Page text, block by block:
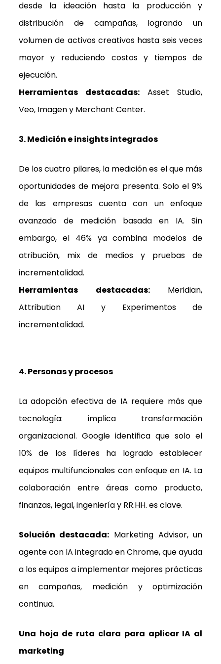
desde la ideación hasta la producción y
distribución de campañas, logrando un
volumen de activos creativos hasta seis veces
mayor y reduciendo costos y tiempos de
ejecución.
Herramientas destacadas:
Asset Studio,
Veo, Imagen y Merchant Center.
3. Medición e insights integrados
De los cuatro pilares, la medición es el que más
oportunidades de mejora presenta. Solo el 9%
de las empresas cuenta con un enfoque
avanzado de medición basada en IA. Sin
embargo, el 46% ya combina modelos de
atribución, mix de medios y pruebas de
incrementalidad.
Herramientas destacadas:
Meridian,
Attribution AI y Experimentos de
incrementalidad.
4. Personas y procesos
La adopción efectiva de IA requiere más que
tecnología: implica transformación
organizacional. Google identifica que solo el
10% de los líderes ha logrado establecer
equipos multifuncionales con enfoque en IA. La
colaboración entre áreas como producto,
finanzas, legal, ingeniería y RR.HH. es clave.
Solución destacada: Marketing Advisor, un
agente con IA integrado en Chrome, que ayuda
a los equipos a implementar mejores prácticas
en campañas, medición y optimización
continua.
Una hoja de ruta clara para aplicar IA al
marketing